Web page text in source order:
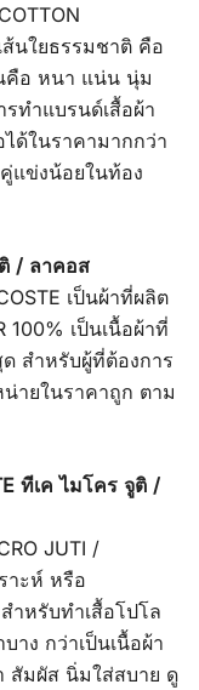
ส้นใยธรรมชาติ คือ
คือ หนา แน่น นุ่ม
รทำแบรนด์เสื้อผ้า
ด้ในราคามากกว่า
แข่งน้อยในท้อง
/ ลาคอส
เป็นผ้าที่ผลิต
100% เป็นเนื้อผ้าที่
สำหรับผู้ที่ต้องการ
ายในราคาถูก ตาม
ทีเค ไมโคร จูติ /
JUTI /
าะห์ หรือ
ำหรับทำเสื้อโปโล
าง กว่าเป็นเนื้อผ้า
สัมผัส นิ่มใส่สบาย ดู